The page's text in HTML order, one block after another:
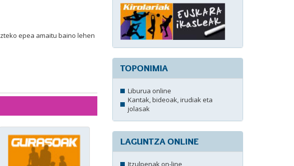
epea amaitu baino lehen
TOPONIMIA
Liburua online
Kantak, bideoak, irudiak eta
jolasak
LAGUNTZA ONLINE
Itzulpenak on-line